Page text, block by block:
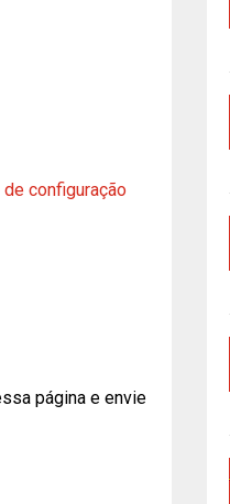
configuração
página e envie